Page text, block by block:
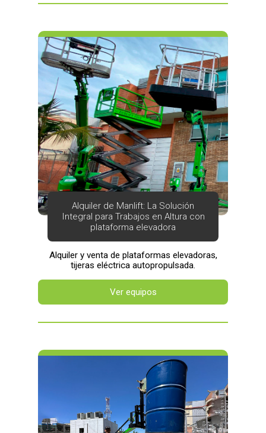
Alquiler de Manlift: La Solución
Integral para Trabajos en Altura con
plataforma elevadora
Alquiler y venta de plataformas elevadoras,
tijeras eléctrica autopropulsada.
Ver equipos